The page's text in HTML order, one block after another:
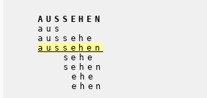
AUSSEHEN
aus
aussehe
aussehen
sehe
sehen
ehe
ehen